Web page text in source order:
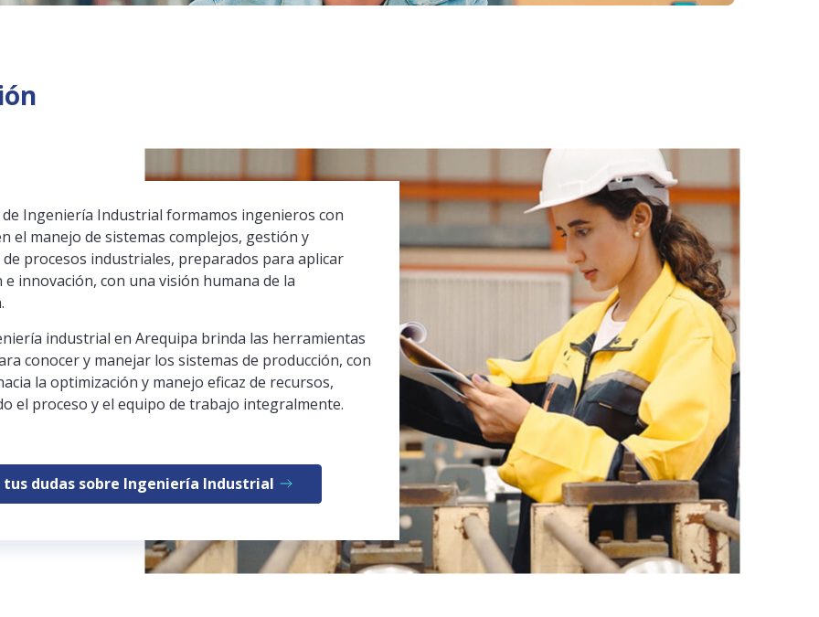
de Ingeniería Industrial formamos ingenieros con
el manejo de sistemas complejos, gestión y
procesos industriales, preparados para aplicar
e innovación, con una visión humana de la
industrial en Arequipa brinda las herramientas
conocer y manejar los sistemas de producción, con
la optimización y manejo eficaz de recursos,
el proceso y el equipo de trabajo integralmente.
tus dudas sobre Ingeniería Industrial